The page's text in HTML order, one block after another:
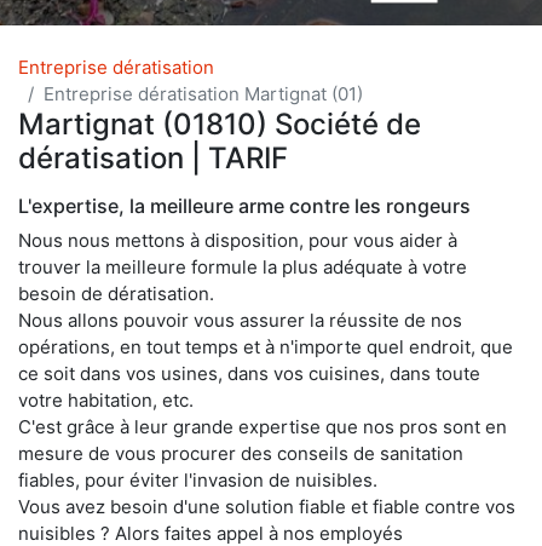
Entreprise dératisation
Entreprise dératisation Martignat (01)
Martignat (01810) Société de
dératisation | TARIF
L'expertise, la meilleure arme contre les rongeurs
Nous nous mettons à disposition, pour vous aider à
trouver la meilleure formule la plus adéquate à votre
besoin de dératisation.
Nous allons pouvoir vous assurer la réussite de nos
opérations, en tout temps et à n'importe quel endroit, que
ce soit dans vos usines, dans vos cuisines, dans toute
votre habitation, etc.
C'est grâce à leur grande expertise que nos pros sont en
mesure de vous procurer des conseils de sanitation
fiables, pour éviter l'invasion de nuisibles.
Vous avez besoin d'une solution fiable et fiable contre vos
nuisibles ? Alors faites appel à nos employés